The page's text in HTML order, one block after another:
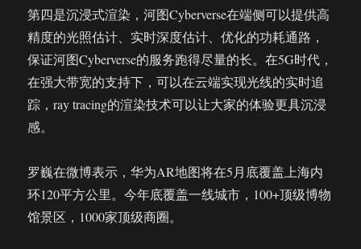
第四是沉浸式渲染，河图Cyberverse在端侧可以提供高
精度的光照估计、实时深度估计、优化的功耗通路，
保证河图Cyberverse的服务跑得尽量的长。在5G时代，
在强大带宽的支持下，可以在云端实现光线的实时追
踪，ray tracing的渲染技术可以让大家的体验更具沉浸
感。
罗巍在微博表示，华为AR地图将在5月底覆盖上海内
环120平方公里。今年底覆盖一线城市，100+顶级博物
馆景区，1000家顶级商圈。